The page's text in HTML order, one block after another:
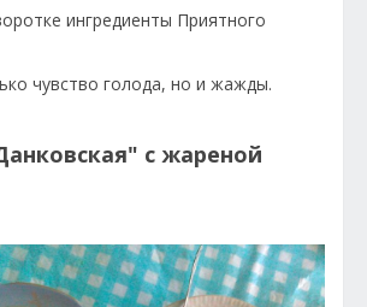
ингредиенты Приятного
чувство голода, но и жажды.
с жареной